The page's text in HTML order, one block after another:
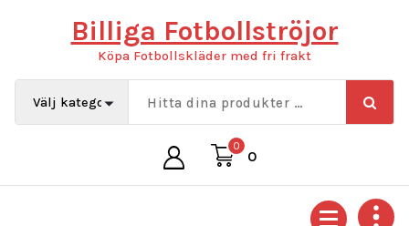
Billiga Fotbollströjor
Köpa Fotbollskläder med fri frakt
0
0